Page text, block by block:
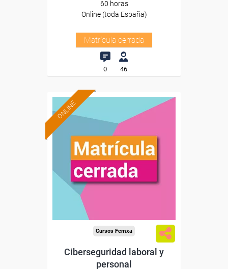
60 horas
Online (toda España)
Matrícula cerrada
0 46
ONLINE
Cursos Femxa
Ciberseguridad laboral y
personal